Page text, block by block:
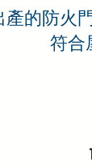
產的防火
符合